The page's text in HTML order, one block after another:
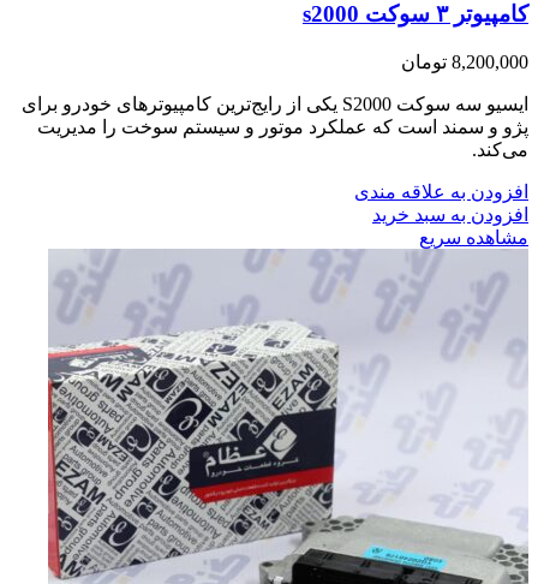
کامپیوتر ۳ سوکت s2000
8,200,000 تومان
ایسیو سه سوکت S2000 یکی از رایج‌ترین کامپیوترهای خودرو برای
پژو و سمند است که عملکرد موتور و سیستم سوخت را مدیریت
می‌کند.
افزودن به علاقه مندی
افزودن به سبد خرید
مشاهده سریع